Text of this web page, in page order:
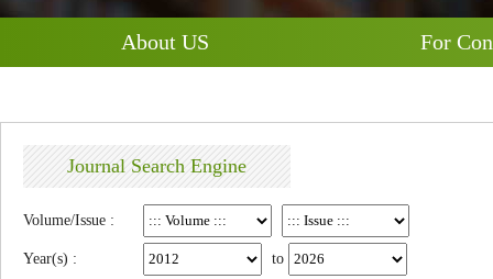
About US For
Journal Search Engine
Volume/Issue :
Year(s) : to